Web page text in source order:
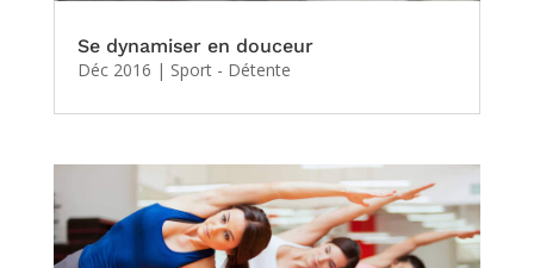
Se dynamiser en douceur
Déc 2016 | Sport - Détente